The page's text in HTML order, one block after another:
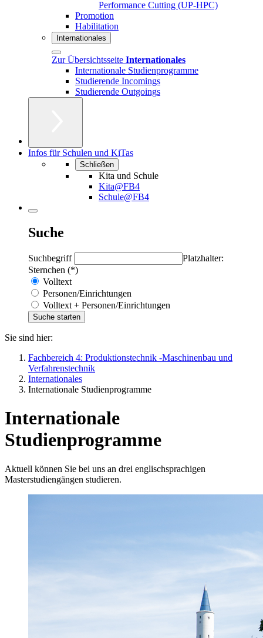
Performance Cutting (UP-HPC)
Promotion
Habilitation
Internationales
Zur Übersichtsseite Internationales
Internationale Studienprogramme
Studierende Incomings
Studierende Outgoings
Infos für Schulen und KiTas
Schließen
Kita und Schule
Kita@FB4
Schule@FB4
Suche
Suchbegriff
Platzhalter:
Sternchen (*)
Volltext
Personen/Einrichtungen
Volltext + Personen/Einrichtungen
Sie sind hier:
Fachbereich 4: Produktionstechnik -Maschinenbau und
Verfahrenstechnik
Internationales
Internationale Studienprogramme
Internationale
Studienprogramme
Aktuell können Sie bei uns an drei englischsprachigen
Masterstudiengängen studieren.